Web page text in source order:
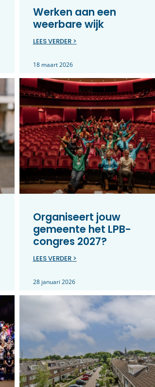
Werken aan een
weerbare wijk
LEES VERDER >
18 maart 2026
Organiseert jouw
gemeente het LPB-
congres 2027?
LEES VERDER >
28 januari 2026